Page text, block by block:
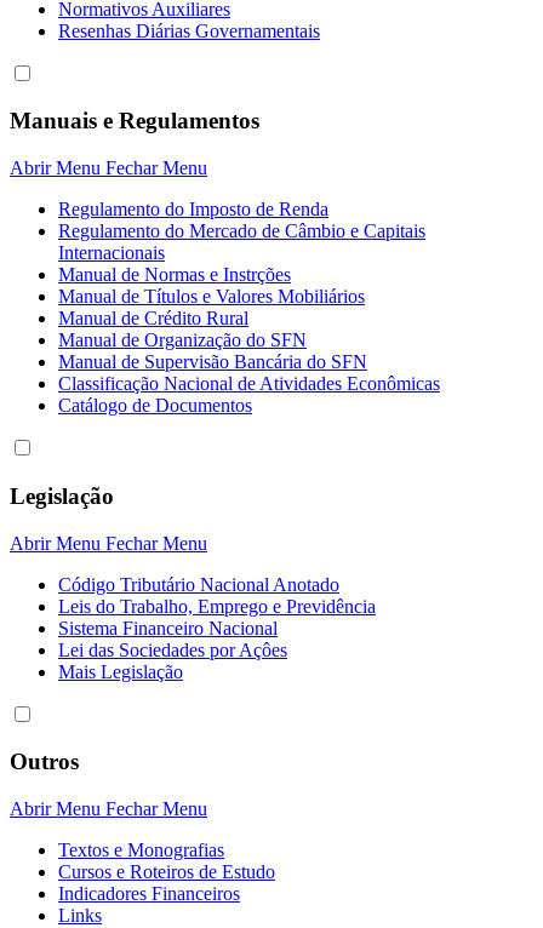
Normativos Auxiliares
Resenhas Diárias Governamentais
Manuais e Regulamentos
Abrir Menu Fechar Menu
Regulamento do Imposto de Renda
Regulamento do Mercado de Câmbio e Capitais
Internacionais
Manual de Normas e Instrções
Manual de Títulos e Valores Mobiliários
Manual de Crédito Rural
Manual de Organização do SFN
Manual de Supervisão Bancária do SFN
Classificação Nacional de Atividades Econômicas
Catálogo de Documentos
Legislação
Abrir Menu Fechar Menu
Código Tributário Nacional Anotado
Leis do Trabalho, Emprego e Previdência
Sistema Financeiro Nacional
Lei das Sociedades por Açôes
Mais Legislação
Outros
Abrir Menu Fechar Menu
Textos e Monografias
Cursos e Roteiros de Estudo
Indicadores Financeiros
Links